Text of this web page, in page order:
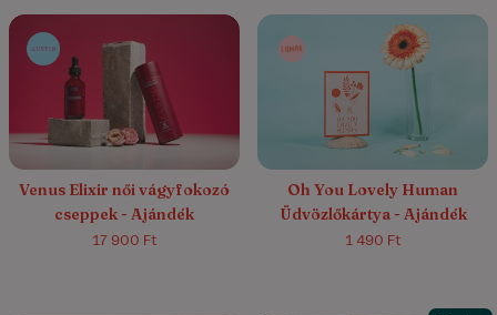
Venus Elixir női vágyfokozó
cseppek - Ajándék
17 900 Ft
Oh You Lovely Human
Üdvözlőkártya - Ajándék
1 490 Ft